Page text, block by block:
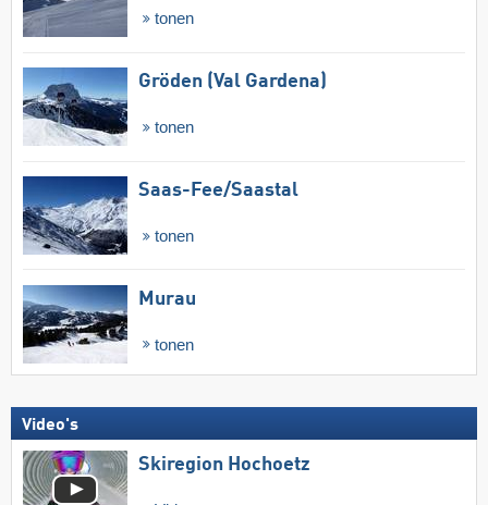
tonen
Gröden (Val Gardena)
tonen
Saas-Fee/​Saastal
tonen
Murau
tonen
Video's
Skiregion Hochoetz